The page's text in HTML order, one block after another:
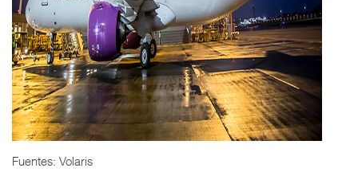
Fuentes: Volaris